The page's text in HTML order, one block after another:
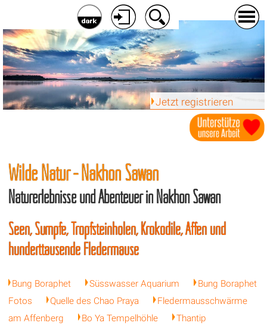
Jetzt registrieren
Wilde Natur - Nakhon Sawan
Naturerlebnisse und Abenteuer in Nakhon Sawan
Seen, Sümpfe, Tropfsteinhölen, Krokodile, Affen und
hunderttausende Fledermäuse
Bung Boraphet Süsswasser Aquarium
Bung Boraphet
Fotos
Quelle des Chao Praya
Fledermausschwärme
am Affenberg
Bo Ya Tempelhöhle
Thantip